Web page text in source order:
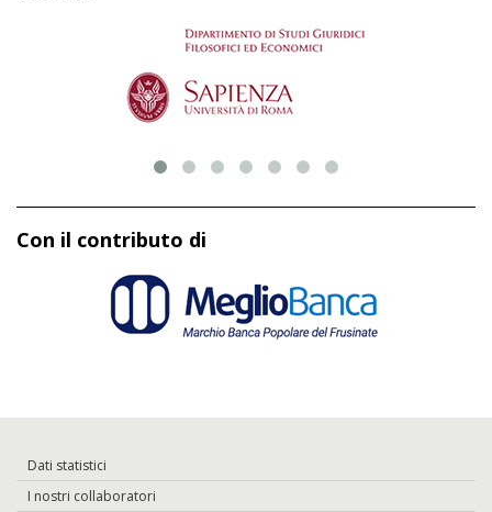
Con il contributo di
Dati statistici
I nostri collaboratori